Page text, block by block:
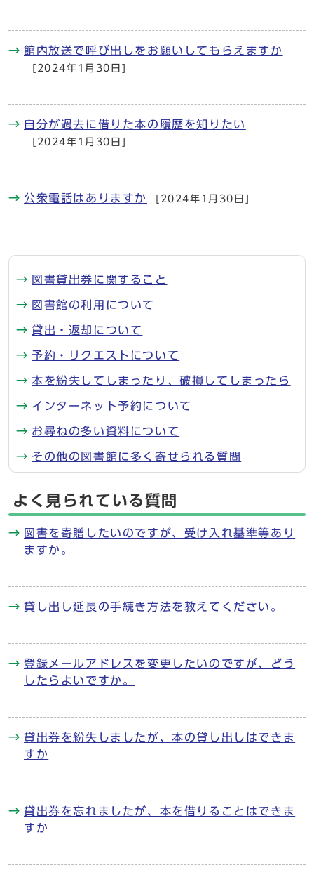
館内放送で呼び出しをお願いしてもらえますか
[2024年1月30日]
自分が過去に借りた本の履歴を知りたい
[2024年1月30日]
公衆電話はありますか [2024年1月30日]
図書貸出券に関すること
図書館の利用について
貸出・返却について
予約・リクエストについて
本を紛失してしまったり、破損してしまったら
インターネット予約について
お尋ねの多い資料について
その他の図書館に多く寄せられる質問
よく見られている質問
図書を寄贈したいのですが、受け入れ基準等あり
ますか。
貸し出し延長の手続き方法を教えてください。
登録メールアドレスを変更したいのですが、どう
したらよいですか。
貸出券を紛失しましたが、本の貸し出しはできま
すか
貸出券を忘れましたが、本を借りることはできま
すか